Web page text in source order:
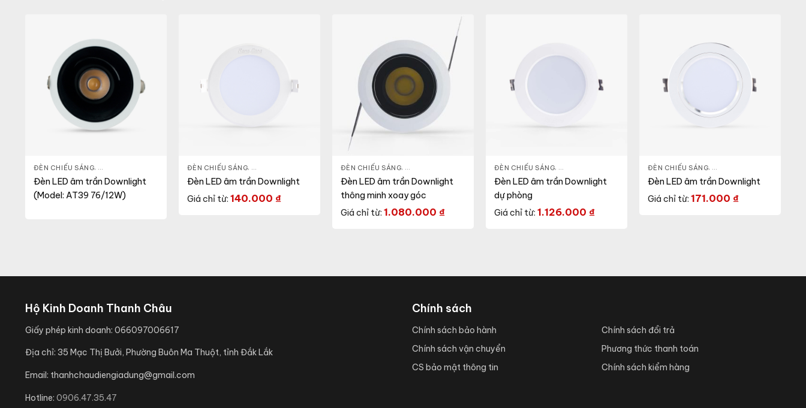
ĐÈN CHIẾU SÁNG, ĐÈN LED DOWNLIGHT THIẾT BỊ CHIẾU SÁNG
Đèn LED âm trần Downlight
(Model: AT39 76/12W)
ĐÈN CHIẾU SÁNG, ĐÈN LED DOWNLIGHT THIẾT BỊ CHIẾU SÁNG
Đèn LED âm trần Downlight
Giá chỉ từ: 140.000 ₫
ĐÈN CHIẾU SÁNG, ĐÈN LED DOWNLIGHT THIẾT BỊ CHIẾU SÁNG
Đèn LED âm trần Downlight
thông minh xoay góc
Giá chỉ từ: 1.080.000 ₫
ĐÈN CHIẾU SÁNG, ĐÈN LED DOWNLIGHT THIẾT BỊ CHIẾU SÁNG
Đèn LED âm trần Downlight
dự phòng
Giá chỉ từ: 1.126.000 ₫
ĐÈN CHIẾU SÁNG, ĐÈN LED DOWNLIGHT
Đèn LED âm trần Downlight
Giá chỉ từ: 171.000 ₫
THIẾT BỊ CHIẾU SÁNG
Hộ Kinh Doanh Thanh Châu
Giấy phép kinh doanh: 066097006617
Địa chỉ: 35 Mạc Thị Bưởi, Phường Buôn Ma Thuột, tỉnh Đắk Lắk
Email: thanhchaudiengiadung@gmail.com
Hotline: 0906.47.35.47
Chính sách
Chính sách bảo hành
Chính sách vận chuyển
CS bảo mật thông tin
Chính sách đổi trả
Phương thức thanh toán
Chính sách kiểm hàng